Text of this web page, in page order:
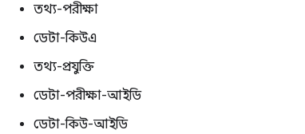
তথ্য-পরীক্ষা
ডেটা-কিউএ
তথ্য-প্রযুক্তি
ডেটা-পরীক্ষা-আইডি
ডেটা-কিউ-আইডি